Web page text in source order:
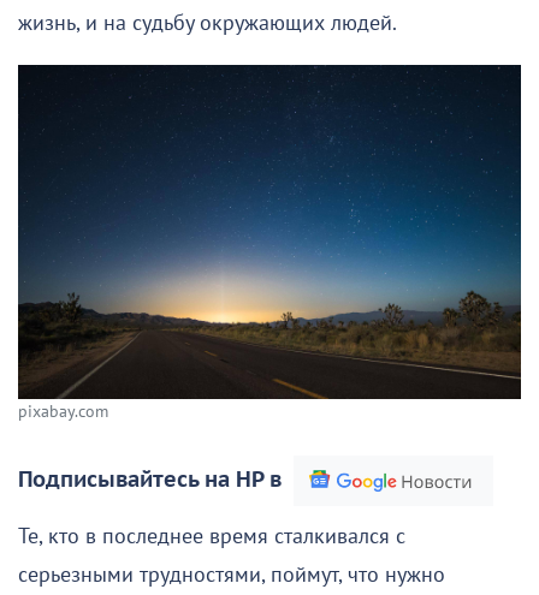
жизнь, и на судьбу окружающих людей.
pixabay.com
Подписывайтесь на НР в
Те, кто в последнее время сталкивался с
серьезными трудностями, поймут, что нужно